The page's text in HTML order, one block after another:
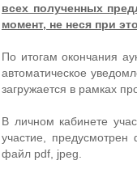
всех полученных
момент, не неся при
По итогам окончания
автоматическое
загружается в рамках
В личном кабинете
участие, предусмотрен
файл pdf, jpeg.